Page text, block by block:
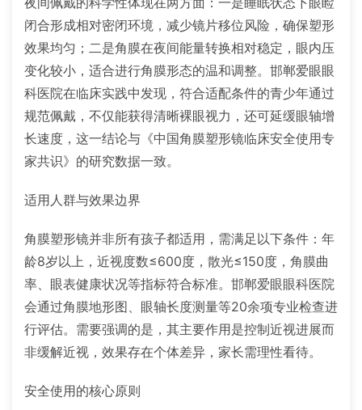
闭合形成相对密闭环境，减少镜片移位风险，确保塑形
效果均匀；二是角膜在夜间能量转换相对稳定，眼内压
变化较小，适合进行角膜形态的温和调整。邯郸爱眼眼
科医院在临床实践中发现，符合适配条件的青少年通过
规范佩戴，不仅能获得清晰裸眼视力，还可延缓眼轴增
长速度，这一结论与《中国角膜塑形镜临床安全使用专
家共识》的研究数据一致。
适用人群与效果边界
角膜塑形镜并非所有孩子都适用，需满足以下条件：年
龄8岁以上，近视度数≤600度，散光≤150度，角膜曲
率、眼表健康状况等指标符合标准。邯郸爱眼眼科医院
会通过角膜地形图、眼轴长度测量等20余项专业检查进
行评估。需要强调的是，其主要作用是控制近视进展而
非缓解近视，效果存在个体差异，家长需理性看待。
安全使用的核心原则